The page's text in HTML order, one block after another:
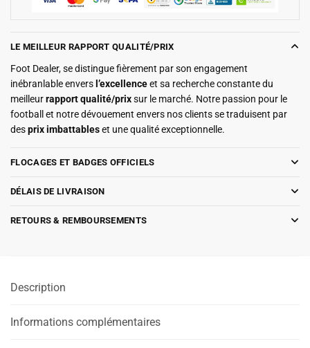
LE MEILLEUR RAPPORT QUALITÉ/PRIX
Foot Dealer, se distingue fièrement par son engagement
inébranlable envers l’excellenceet sa recherche constante du
meilleurrapport qualité/prixsur le marché. Notre passion pour le
football et notre dévouement envers nos clients se traduisent par
desprix imbattableset une qualité exceptionnelle.
FLOCAGES ET BADGES OFFICIELS
DÉLAIS DE LIVRAISON
RETOURS & REMBOURSEMENTS
Description
Informations complémentaires